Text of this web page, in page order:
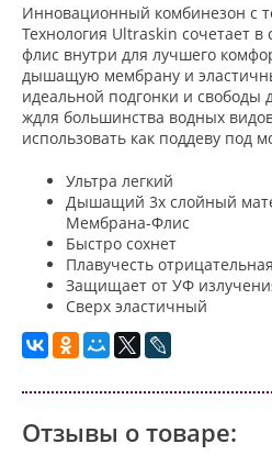
Инновационный комбинезон с
Технология Ultraskin сочетает
флис внутри для лучшего
дышащую мембрану и
идеальной подгонки и свободы
ждля большинства водных
использовать как поддеву под
Ультра легкий
Дышащий 3х слойный
Мембрана-Флис
Быстро сохнет
Плавучесть отрицательная
Защищает от УФ
Сверх эластичный
Отзывы о товаре: